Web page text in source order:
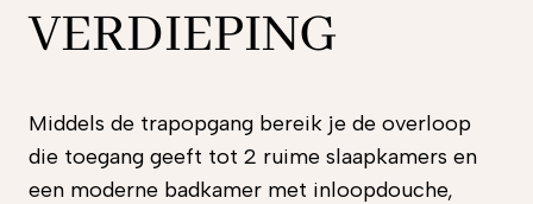
VERDIEPING
Middels de trapopgang bereik je de overloop
die toegang geeft tot 2 ruime slaapkamers en
een moderne badkamer met inloopdouche,